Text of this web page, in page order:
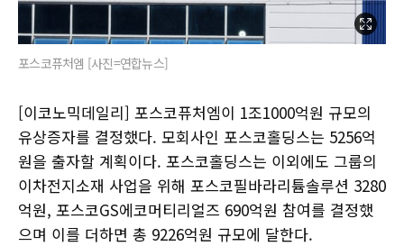
포스코퓨처엠 [사진=연합뉴스]
[이코노믹데일리] 포스코퓨처엠이 1조1000억원 규모의
유상증자를 결정했다. 모회사인 포스코홀딩스는 5256억
원을 출자할 계획이다. 포스코홀딩스는 이외에도 그룹의
이차전지소재 사업을 위해 포스코필바라리튬솔루션 3280
억원, 포스코GS에코머티리얼즈 690억원 참여를 결정했
으며 이를 더하면 총 9226억원 규모에 달한다.